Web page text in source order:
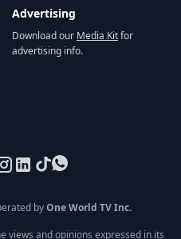
Advertising
Download our Media Kitfor
advertising info.
byOne World TV Inc.
views and opinions expressed in its